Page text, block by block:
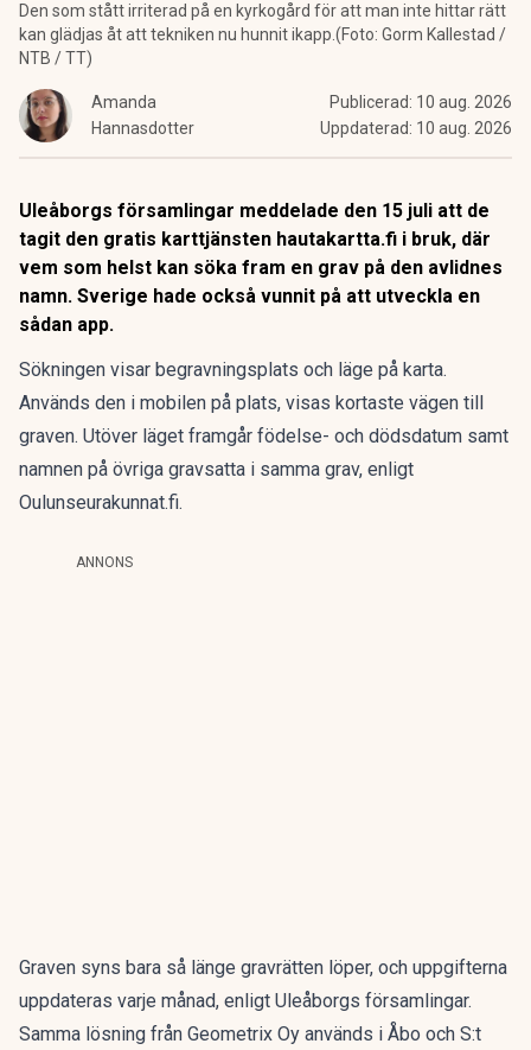
Den som stått irriterad på en kyrkogård för att man inte hittar rätt
kan glädjas åt att tekniken nu hunnit ikapp.(Foto: Gorm Kallestad /
NTB / TT)
Amanda
Hannasdotter
Publicerad: 10 aug. 2026
Uppdaterad: 10 aug. 2026
Uleåborgs församlingar meddelade den 15 juli att de
tagit den gratis karttjänsten hautakartta.fi i bruk, där
vem som helst kan söka fram en grav på den avlidnes
namn. Sverige hade också vunnit på att utveckla en
sådan app.
Sökningen visar begravningsplats och läge på karta.
Används den i mobilen på plats, visas kortaste vägen till
graven. Utöver läget framgår födelse- och dödsdatum samt
namnen på övriga gravsatta i samma grav, enligt
Oulunseurakunnat.fi.
ANNONS
Graven syns bara så länge gravrätten löper, och uppgifterna
uppdateras varje månad, enligt Uleåborgs församlingar.
Samma lösning från Geometrix Oy används i Åbo och S:t